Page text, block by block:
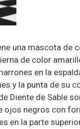
una mascota de
de color
en la
y la punta de su
Diente de Sable
ojos negros con
en la parte